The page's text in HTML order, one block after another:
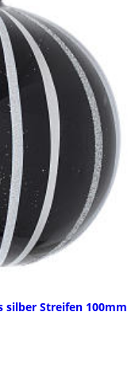
silber Streifen 100mm